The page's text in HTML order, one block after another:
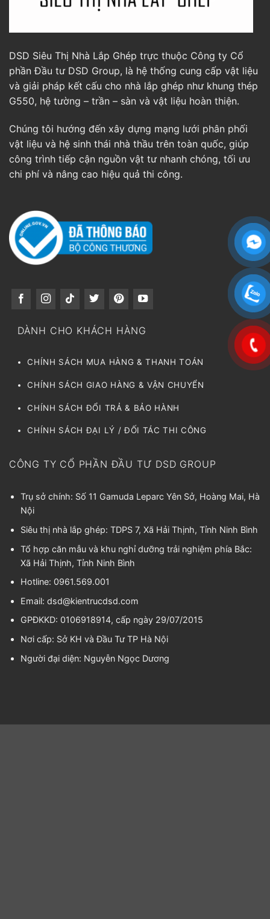
DSD Siêu Thị Nhà Lắp Ghép trực thuộc Công ty Cổ
phần Đầu tư DSD Group, là hệ thống cung cấp vật liệu
và giải pháp kết cấu cho nhà lắp ghép như khung thép
G550, hệ tường – trần – sàn và vật liệu hoàn thiện.
Chúng tôi hướng đến xây dựng mạng lưới phân phối
vật liệu và hệ sinh thái nhà thầu trên toàn quốc, giúp
công trình tiếp cận nguồn vật tư nhanh chóng, tối ưu
chi phí và nâng cao hiệu quả thi công.
DÀNH CHO KHÁCH HÀNG
CHÍNH SÁCH MUA HÀNG & THANH TOÁN
CHÍNH SÁCH GIAO HÀNG & VẬN CHUYỂN
CHÍNH SÁCH ĐỔI TRẢ & BẢO HÀNH
CHÍNH SÁCH ĐẠI LÝ / ĐỐI TÁC THI CÔNG
CÔNG TY CỔ PHẦN ĐẦU TƯ DSD GROUP
Trụ sở chính: Số 11 Gamuda Leparc Yên Sở, Hoàng Mai, Hà
Nội
Siêu thị nhà lắp ghép: TDPS 7, Xã Hải Thịnh, Tỉnh Ninh Bình
Tổ hợp căn mẫu và khu nghỉ dưỡng trải nghiệm phía Bắc:
Xã Hải Thịnh, Tỉnh Ninh Bình
Hotline: 0961.569.001
Email: dsd@kientrucdsd.com
GPĐKKD: 0106918914, cấp ngày 29/07/2015
Nơi cấp: Sở KH và Đầu Tư TP Hà Nội
Người đại diện: Nguyễn Ngọc Dương